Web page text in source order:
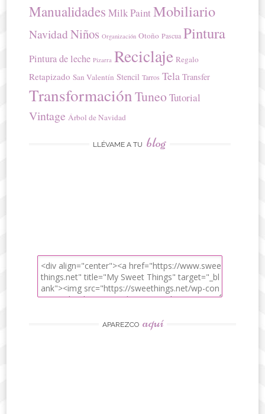
Manualidades Milk Paint Mobiliario
Navidad Niños Organización Otoño Pascua Pintura
Pintura de leche Pizarra Reciclaje Regalo
Retapizado San Valentín Stencil Tarros Tela Transfer
TransformaciónTuneo Tutorial
Vintage Árbol de Navidad
LLÉVAME A TU blog
APAREZCO aquí